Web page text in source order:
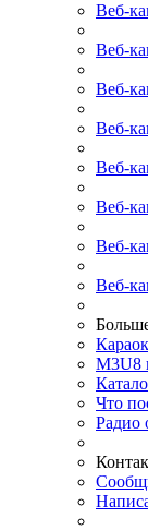
Веб-
Веб-
Веб-
Веб-
Веб-
Веб-
Веб-
Веб-
M3U8
Что
Радио